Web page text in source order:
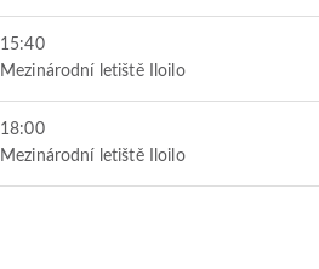
15:40
Mezinárodní letiště Iloilo
18:00
Mezinárodní letiště Iloilo